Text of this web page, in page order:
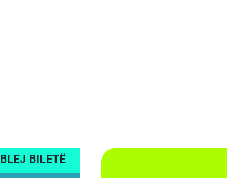
BLEJ BILETË